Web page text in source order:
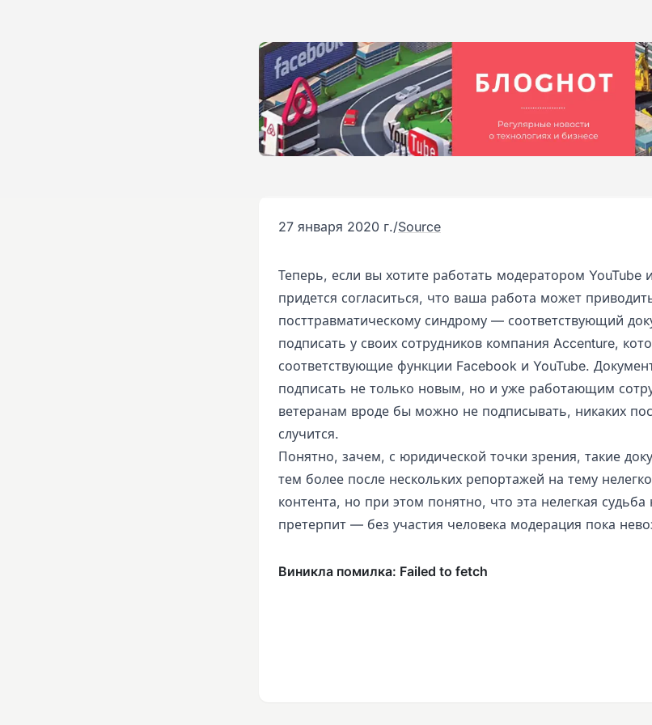
27 января 2020 г./Source
Теперь, если вы хотите работать модератором YouTube
придется согласиться, что ваша работа может
посттравматическому синдрому — соответствующий
подписать у своих сотрудников компания Accenture,
соответствующие функции Facebook и YouTube.
подписать не только новым, но и уже работающим
ветеранам вроде бы можно не подписывать, никаких
случится.
Понятно, зачем, с юридической точки зрения, такие
тем более после нескольких репортажей на тему
контента, но при этом понятно, что эта нелегкая
претерпит — без участия человека модерация пока